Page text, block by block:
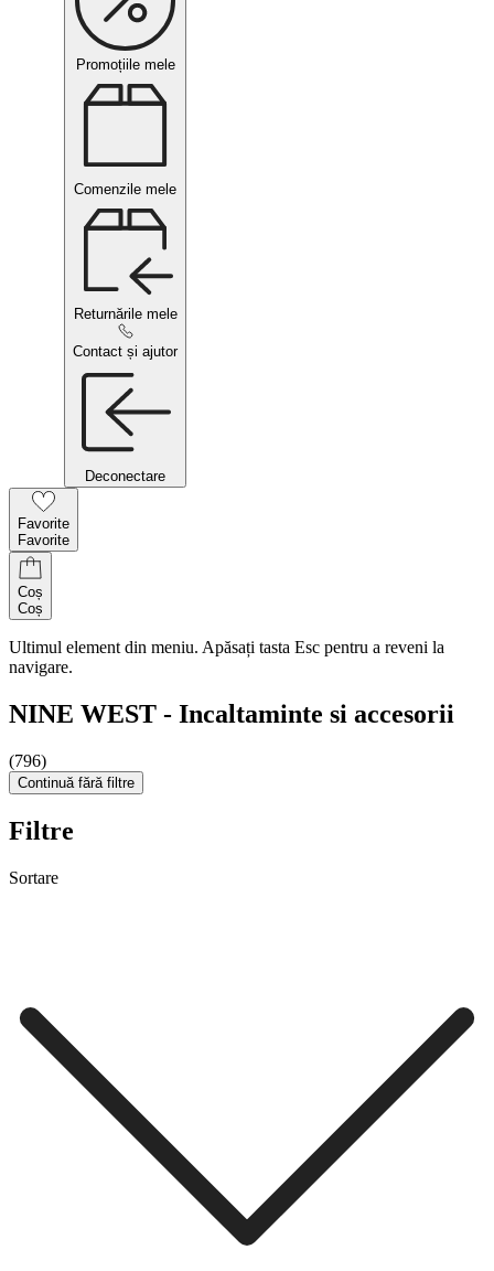
Promoțiile mele
Comenzile mele
Returnările mele
Contact și ajutor
Deconectare
Favorite
Favorite
Coș
Coș
Ultimul element din meniu. Apăsați tasta Esc pentru a reveni la
navigare.
NINE WEST - Incaltaminte si accesorii
(796)
Continuă fără filtre
Filtre
Sortare